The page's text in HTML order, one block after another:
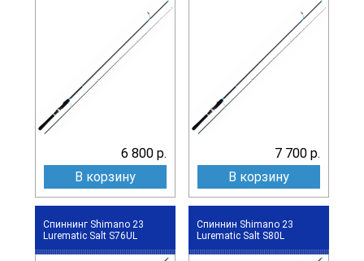
6 800 р.
В корзину
7 700 р.
В корзину
Спиннинг Shimano 23
Lurematic Salt S76UL
Спиннин Shimano 23
Lurematic Salt S80L